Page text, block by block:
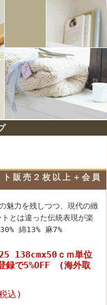
売２枚以上＋会員
魅力を残しつつ、現代の緻
とは違った伝統表現が楽
綿13% 麻7%
ｃｍ単位
録で5%OFF (海外取
込)